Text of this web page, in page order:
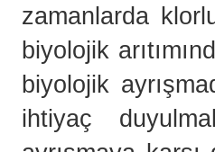
zamanlarda
biyolojik
biyolojik
ihtiyaç